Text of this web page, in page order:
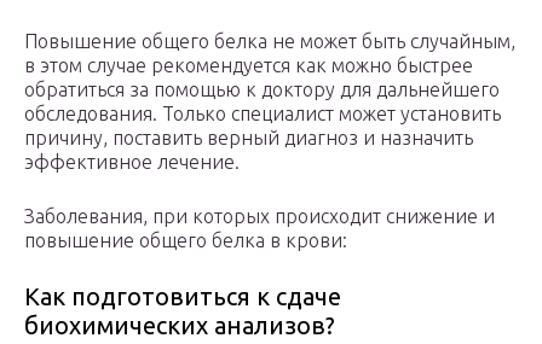
Повышение общего белка не может быть случайным,
в этом случае рекомендуется как можно быстрее
обратиться за помощью к доктору для дальнейшего
обследования. Только специалист может установить
причину, поставить верный диагноз и назначить
эффективное лечение.
Заболевания, при которых происходит снижение и
повышение общего белка в крови:
Как подготовиться к сдаче
биохимических анализов?